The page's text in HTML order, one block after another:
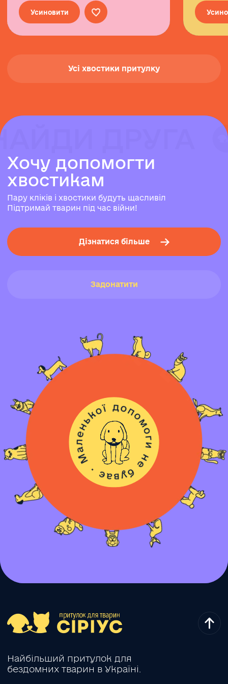
Усиновити
Усі хвостики притулку
ДРУГА
ДРУГА
ДРУГА
Хочу допомогти
хвостикам
Пару кліків і хвостики будуть щасливіл
Підтримай тварин під час війни!
Дізнатися більше
Задонатити
Найбільший притулок для
бездомних тварин в Україні.